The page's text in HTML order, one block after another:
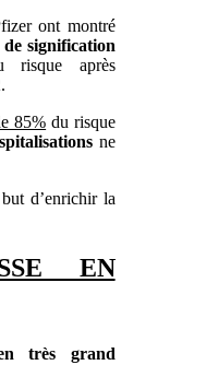
ont montré
de signification
risque après
85% du risque
ne
d’enrichir la
EN
très grand